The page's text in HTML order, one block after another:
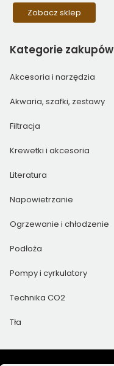
Zobacz sklep
Kategorie zakupów
Akcesoria i narzędzia
Akwaria, szafki, zestawy
Filtracja
Krewetki i akcesoria
Literatura
Napowietrzanie
Ogrzewanie i chłodzenie
Podłoża
Pompy i cyrkulatory
Technika CO2
Tła